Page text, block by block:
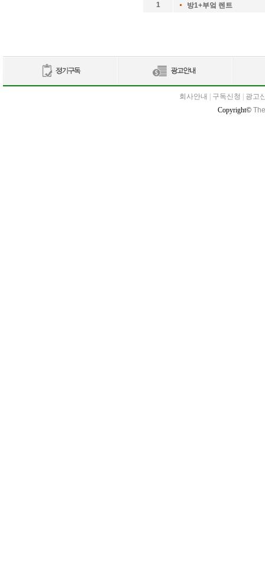
1
방1+부엌 렌트
회사안내 구독신청
광고
Copyright©